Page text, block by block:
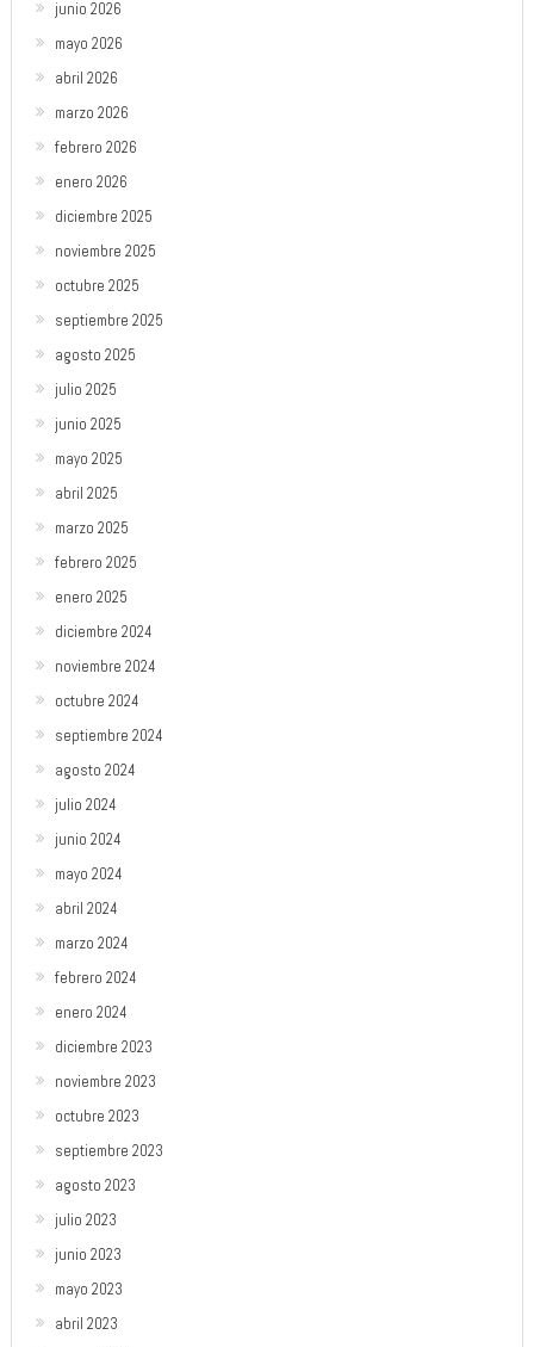
junio 2026
mayo 2026
abril 2026
marzo 2026
febrero 2026
enero 2026
diciembre 2025
noviembre 2025
octubre 2025
septiembre 2025
agosto 2025
julio 2025
junio 2025
mayo 2025
abril 2025
marzo 2025
febrero 2025
enero 2025
diciembre 2024
noviembre 2024
octubre 2024
septiembre 2024
agosto 2024
julio 2024
junio 2024
mayo 2024
abril 2024
marzo 2024
febrero 2024
enero 2024
diciembre 2023
noviembre 2023
octubre 2023
septiembre 2023
agosto 2023
julio 2023
junio 2023
mayo 2023
abril 2023